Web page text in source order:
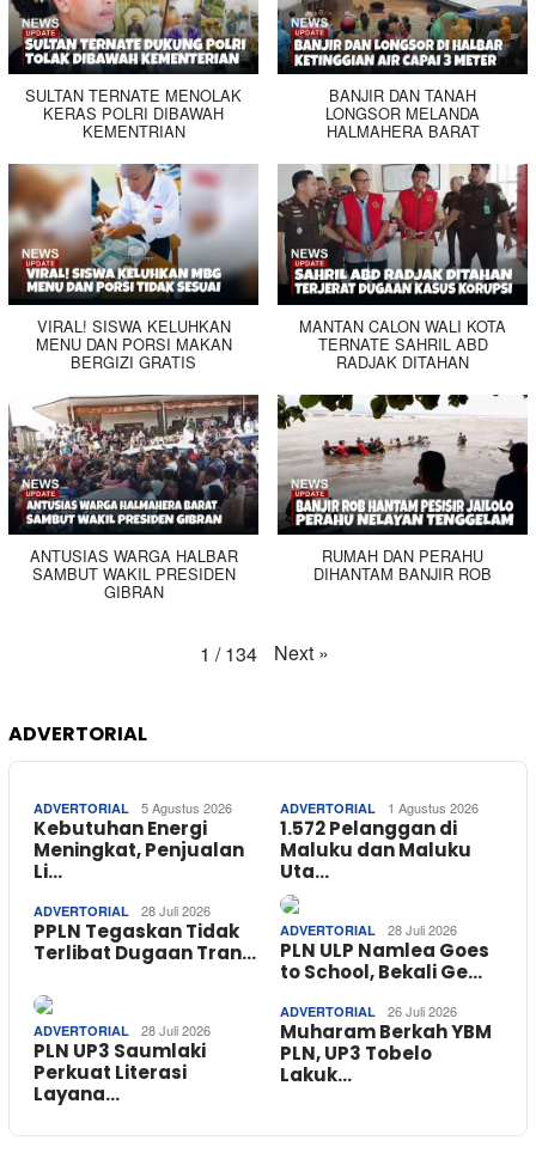
SULTAN TERNATE MENOLAK
KERAS POLRI DIBAWAH
KEMENTRIAN
BANJIR DAN TANAH
LONGSOR MELANDA
HALMAHERA BARAT
VIRAL! SISWA KELUHKAN
MENU DAN PORSI MAKAN
BERGIZI GRATIS
MANTAN CALON WALI KOTA
TERNATE SAHRIL ABD
RADJAK DITAHAN
ANTUSIAS WARGA HALBAR
SAMBUT WAKIL PRESIDEN
GIBRAN
RUMAH DAN PERAHU
DIHANTAM BANJIR ROB
1 / 134 Next »
ADVERTORIAL
ADVERTORIAL 5 Agustus 2026
Kebutuhan Energi
Meningkat, Penjualan
Li…
ADVERTORIAL 1 Agustus 2026
1.572 Pelanggan di
Maluku dan Maluku
Uta…
ADVERTORIAL 28 Juli 2026
PPLN Tegaskan Tidak
Terlibat Dugaan Tran…
ADVERTORIAL 28 Juli 2026
PLN ULP Namlea Goes
to School, Bekali Ge…
ADVERTORIAL 28 Juli 2026
PLN UP3 Saumlaki
Perkuat Literasi
Layana…
ADVERTORIAL 26 Juli 2026
Muharam Berkah YBM
PLN, UP3 Tobelo
Lakuk…